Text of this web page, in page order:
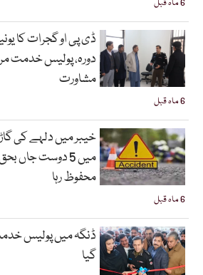
6 ماہ قبل
6 ماہ قبل
ڈی پی او گجرات کا
دورہ، پولیس خدمت
مشاورت
6 ماہ قبل
خیبر میں دلہے کی
میں 5 دوست جاں
محفوظ رہا
ڈنگہ میں پولیس
گیا